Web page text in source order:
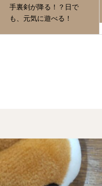
手裏剣が降る！？日で
も、元気に遊べる！